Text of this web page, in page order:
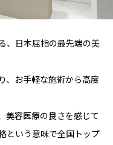
、日本屈指の最先端の美
、お手軽な施術から高度
美容医療の良さを感じて
という意味で全国トップ